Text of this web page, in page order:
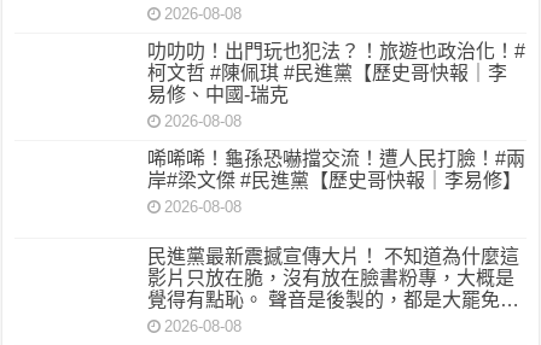
2026-08-08
叻叻叻！出門玩也犯法？！旅遊也政治化！#
柯文哲 #陳佩琪 #民進黨【歷史哥快報｜李
易修、中國-瑞克
2026-08-08
唏唏唏！龜孫恐嚇擋交流！遭人民打臉！#兩
岸#梁文傑 #民進黨【歷史哥快報｜李易修】
2026-08-08
民進黨最新震撼宣傳大片！ 不知道為什麼這
影片只放在脆，沒有放在臉書粉專，大概是
覺得有點恥。 聲音是後製的，都是大罷免…
2026-08-08